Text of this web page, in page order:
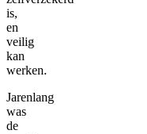
is,
en
veilig
kan
werken.
Jarenlang
was
de